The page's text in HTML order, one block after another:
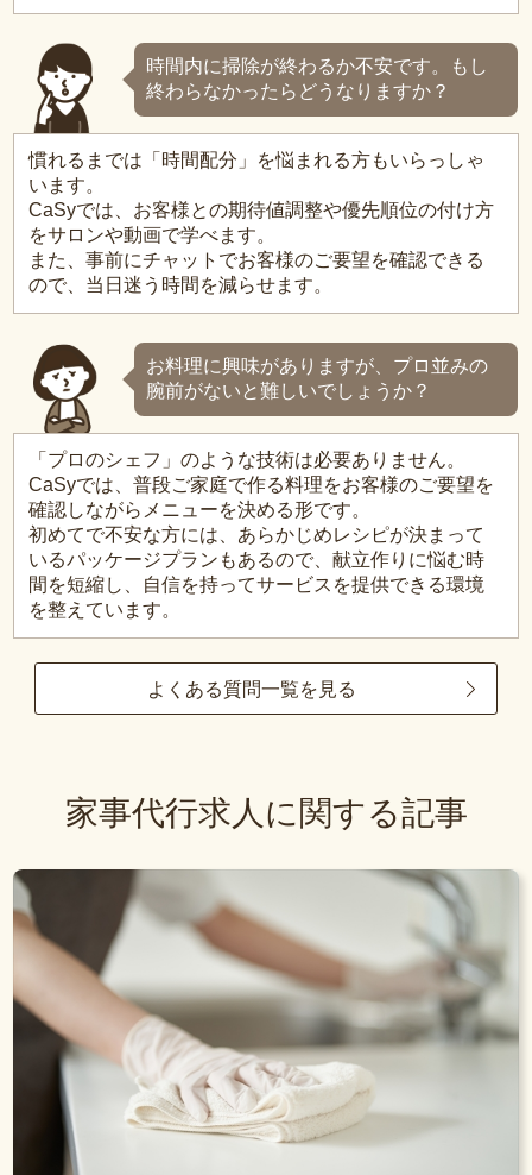
時間内に掃除が終わるか不安です。もし
終わらなかったらどうなりますか？
慣れるまでは「時間配分」を悩まれる方もいらっしゃ
います。
CaSyでは、お客様との期待値調整や優先順位の付け方
をサロンや動画で学べます。
また、事前にチャットでお客様のご要望を確認できる
ので、当日迷う時間を減らせます。
お料理に興味がありますが、プロ並みの
腕前がないと難しいでしょうか？
「プロのシェフ」のような技術は必要ありません。
CaSyでは、普段ご家庭で作る料理をお客様のご要望を
確認しながらメニューを決める形です。
初めてで不安な方には、あらかじめレシピが決まって
いるパッケージプランもあるので、献立作りに悩む時
間を短縮し、自信を持ってサービスを提供できる環境
を整えています。
よくある質問一覧を見る
家事代行求人に関する記事